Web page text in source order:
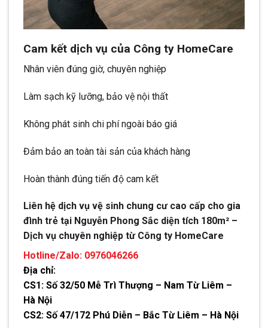
Cam kết dịch vụ của Công ty HomeCare
Nhân viên đúng giờ, chuyên nghiệp
Làm sạch kỹ lưỡng, bảo vệ nội thất
Không phát sinh chi phí ngoài báo giá
Đảm bảo an toàn tài sản của khách hàng
Hoàn thành đúng tiến độ cam kết
Liên hệ dịch vụ vệ sinh chung cư cao cấp cho gia
đình trẻ tại Nguyễn Phong Sắc diện tích 180m² –
Dịch vụ chuyên nghiệp từ Công ty HomeCare
Hotline/Zalo: 0976046266
Địa chỉ:
CS1: Số 32/50 Mễ Trì Thượng – Nam Từ Liêm –
Hà Nội
CS2: Số 47/172 Phú Diễn – Bắc Từ Liêm – Hà Nội